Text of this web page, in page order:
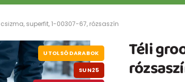
superfit, 1-00307-67, rózsaszín
Téli
UTOLSÓ DARABOK
SUN25